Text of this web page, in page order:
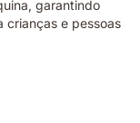
garantindo
crianças e pessoas